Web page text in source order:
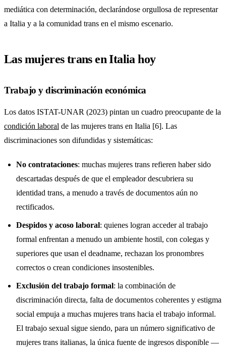
mediática con determinación, declarándose orgullosa de representar
a Italia y a la comunidad trans en el mismo escenario.
Las mujeres trans en Italia hoy
Trabajo y discriminación económica
Los datos ISTAT-UNAR (2023) pintan un cuadro preocupante de la
condición laboral de las mujeres trans en Italia [6]. Las
discriminaciones son difundidas y sistemáticas:
No contrataciones: muchas mujeres trans refieren haber sido
descartadas después de que el empleador descubriera su
identidad trans, a menudo a través de documentos aún no
rectificados.
Despidos y acoso laboral: quienes logran acceder al trabajo
formal enfrentan a menudo un ambiente hostil, con colegas y
superiores que usan el deadname, rechazan los pronombres
correctos o crean condiciones insostenibles.
Exclusión del trabajo formal: la combinación de
discriminación directa, falta de documentos coherentes y estigma
social empuja a muchas mujeres trans hacia el trabajo informal.
El trabajo sexual sigue siendo, para un número significativo de
mujeres trans italianas, la única fuente de ingresos disponible —